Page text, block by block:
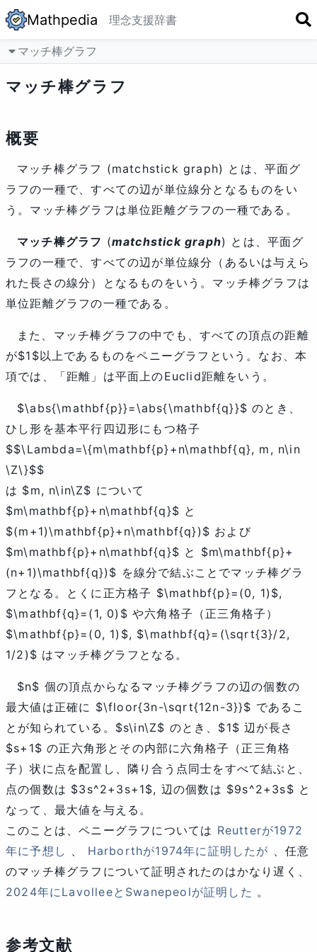
Mathpedia 理念支援辞書
マッチ棒グラフ
マッチ棒グラフ
概要
マッチ棒グラフ (matchstick graph) とは、平面グ
ラフの一種で、すべての辺が単位線分となるものをい
う。マッチ棒グラフは単位距離グラフの一種である。
マッチ棒グラフ (matchstick graph) とは、平面グ
ラフの一種で、すべての辺が単位線分（あるいは与えら
れた長さの線分）となるものをいう。マッチ棒グラフは
単位距離グラフの一種である。
また、マッチ棒グラフの中でも、すべての頂点の距離
が$1$以上であるものをペニーグラフという。なお、本
項では、「距離」は平面上のEuclid距離をいう。
$\abs{\mathbf{p}}=\abs{\mathbf{q}}$ のとき、
ひし形を基本平行四辺形にもつ格子
$$\Lambda=\{m\mathbf{p}+n\mathbf{q}, m, n\in
\Z\}$$
は $m, n\in\Z$ について
$m\mathbf{p}+n\mathbf{q}$ と
$(m+1)\mathbf{p}+n\mathbf{q})$ および
$m\mathbf{p}+n\mathbf{q}$ と $m\mathbf{p}+
(n+1)\mathbf{q})$ を線分で結ぶことでマッチ棒グラ
フとなる。とくに正方格子 $\mathbf{p}=(0, 1)$,
$\mathbf{q}=(1, 0)$ や六角格子（正三角格子）
$\mathbf{p}=(0, 1)$, $\mathbf{q}=(\sqrt{3}/2,
1/2)$ はマッチ棒グラフとなる。
$n$ 個の頂点からなるマッチ棒グラフの辺の個数の
最大値は正確に $\floor{3n-\sqrt{12n-3}}$ であるこ
とが知られている。 $s\in\Z$ のとき、 $1$ 辺が長さ
$s+1$ の正六角形とその内部に六角格子（正三角格
子）状に点を配置し、隣り合う点同士をすべて結ぶと、
点の個数は $3s^2+3s+1$, 辺の個数は $9s^2+3s$ と
なって、最大値を与える。
このことは、ペニーグラフについては Reutterが1972
年に予想し 、 Harborthが1974年に証明したが 、任意
のマッチ棒グラフについて証明されたのはかなり遅く、
2024年にLavolleeとSwanepeolが証明した 。
参考文献